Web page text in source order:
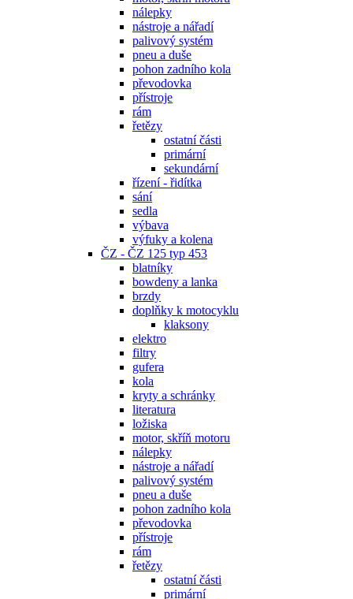
nálepky
nástroje a nářadí
palivový systém
pneu a duše
pohon zadního kola
převodovka
přístroje
rám
řetězy
ostatní části
primární
sekundární
řízení - řidítka
sání
sedla
výbava
výfuky a kolena
ČZ - ČZ 125 typ 453
blatníky
bowdeny a lanka
brzdy
doplňky k motocyklu
klaksony
elektro
filtry
gufera
kola
kryty a schránky
literatura
ložiska
motor, skříň motoru
nálepky
nástroje a nářadí
palivový systém
pneu a duše
pohon zadního kola
převodovka
přístroje
rám
řetězy
ostatní části
primární